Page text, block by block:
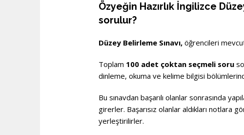
Özyeğin Hazırlık İngilizce
sorulur?
Düzey Belirleme Sınavı, öğrencileri
Toplam 100 adet çoktan seçmeli soru
dinleme, okuma ve kelime bilgisi
Bu sınavdan başarılı olanlar sonrasında
girerler. Başarısız olanlar aldıkları notlara
yerleştirilirler.